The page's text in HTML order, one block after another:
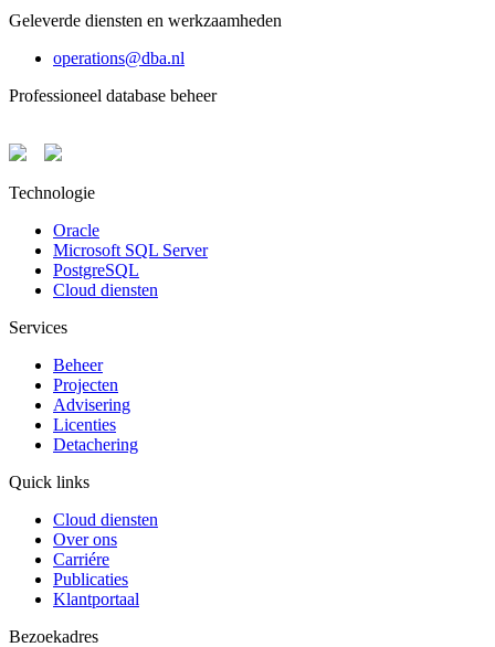
Geleverde diensten en werkzaamheden
operations@dba.nl
Professioneel database beheer
Technologie
Oracle
Microsoft SQL Server
PostgreSQL
Cloud diensten
Services
Beheer
Projecten
Advisering
Licenties
Detachering
Quick links
Cloud diensten
Over ons
Carriére
Publicaties
Klantportaal
Bezoekadres